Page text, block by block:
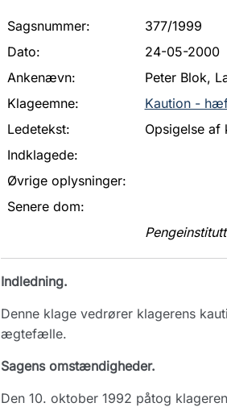
Sagsnummer:
377/1999
Dato:
24-05-2000
Ankenævn:
Peter Blok,
Klageemne:
Kaution -
Ledetekst:
Opsigelse af
Indklagede:
Øvrige oplysninger:
Senere dom:
Indledning.
Denne klage vedrører klagerens
ægtefælle.
Sagens omstændigheder.
Den 10. oktober 1992 påtog